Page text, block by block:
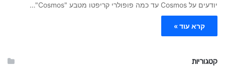
יודעים על Cosmos עד כמה פופולרי קריפטו מטבע "Cosmos"…
קרא עוד »
קטגוריות